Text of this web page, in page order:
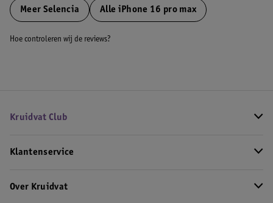
Meer Selencia Alle iPhone 16 pro max
Hoe controleren wij de reviews?
Kruidvat Club
Klantenservice
Over Kruidvat